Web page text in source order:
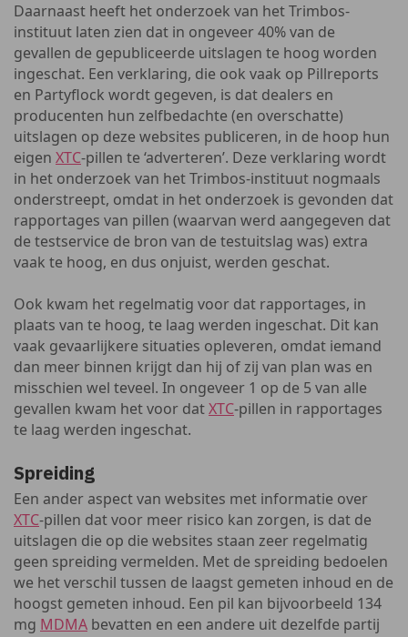
Daarnaast heeft het onderzoek van het Trimbos-
instituut laten zien dat in ongeveer 40% van de
gevallen de gepubliceerde uitslagen te hoog worden
ingeschat. Een verklaring, die ook vaak op Pillreports
en Partyflock wordt gegeven, is dat dealers en
producenten hun zelfbedachte (en overschatte)
uitslagen op deze websites publiceren, in de hoop hun
eigen XTC-pillen te ‘adverteren’. Deze verklaring wordt
in het onderzoek van het Trimbos-instituut nogmaals
onderstreept, omdat in het onderzoek is gevonden dat
rapportages van pillen (waarvan werd aangegeven dat
de testservice de bron van de testuitslag was) extra
vaak te hoog, en dus onjuist, werden geschat.
Ook kwam het regelmatig voor dat rapportages, in
plaats van te hoog, te laag werden ingeschat. Dit kan
vaak gevaarlijkere situaties opleveren, omdat iemand
dan meer binnen krijgt dan hij of zij van plan was en
misschien wel teveel. In ongeveer 1 op de 5 van alle
gevallen kwam het voor datXTC-pillen in rapportages
te laag werden ingeschat.
Spreiding
Een ander aspect van websites met informatie over
XTC-pillen dat voor meer risico kan zorgen, is dat de
uitslagen die op die websites staan zeer regelmatig
geen spreiding vermelden. Met de spreiding bedoelen
we het verschil tussen de laagst gemeten inhoud en de
hoogst gemeten inhoud. Een pil kan bijvoorbeeld 134
mg MDMA bevatten en een andere uit dezelfde partij